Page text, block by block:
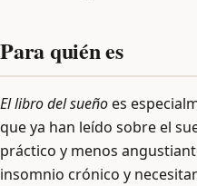
Para quién es
El libro del sueñoes
que ya han leído sobre el
práctico y menos
insomnio crónico y